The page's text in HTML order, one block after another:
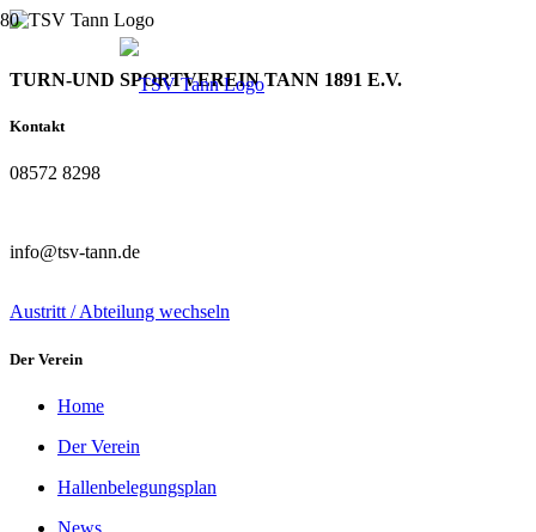
TURN-UND SPORTVEREIN TANN 1891 E.V.
Kontakt
08572 8298
info@tsv-tann.de
Austritt / Abteilung wechseln
Der Verein
Home
Der Verein
Hallenbelegungsplan
News